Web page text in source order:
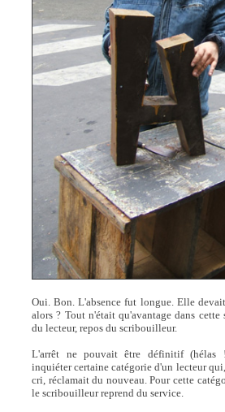
Oui. Bon. L'absence fut longue. Elle
alors ? Tout n'était qu'avantage dans cette
du lecteur, repos du scribouilleur.
L'arrêt ne pouvait être définitif (hélas
inquiéter certaine catégorie d'un lecteur
cri, réclamait du nouveau. Pour cette
le scribouilleur reprend du service.